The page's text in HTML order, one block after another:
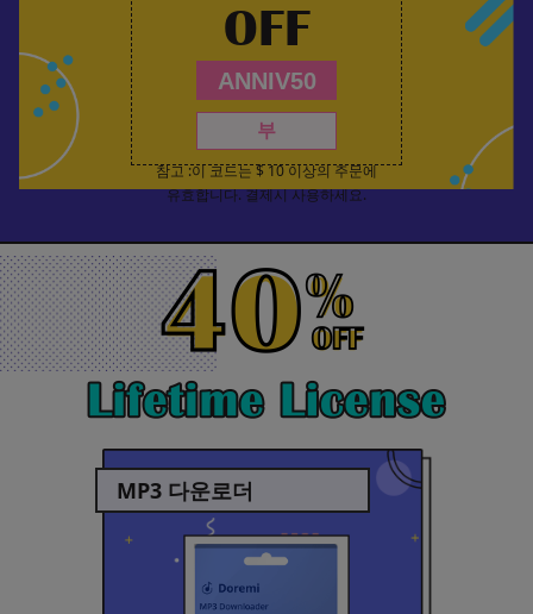
OFF
부
참고 :이 코드는 $ 10 이상의 주문에
유효합니다. 결제시 사용하세요.
MP3 다운로더